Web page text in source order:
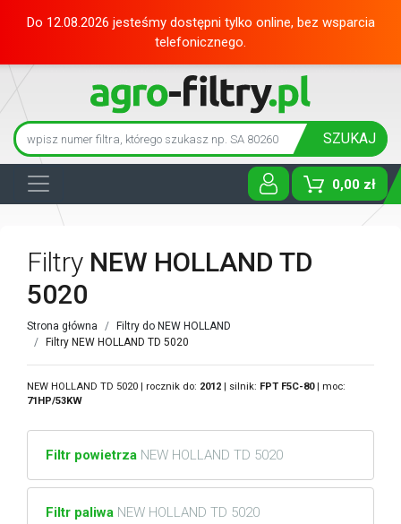
Do 12.08.2026 jesteśmy dostępni tylko online, bez wsparcia
telefonicznego.
SZUKAJ
0,00 zł
Toggle
Filtry NEW HOLLAND TD
5020
Strona główna
Filtry do NEW HOLLAND
Filtry NEW HOLLAND TD 5020
NEW HOLLAND TD 5020 | rocznik do: 2012 | silnik: FPT F5C-80| moc:
71HP/53KW
Filtr powietrza NEW HOLLAND TD 5020
Filtr paliwa NEW HOLLAND TD 5020